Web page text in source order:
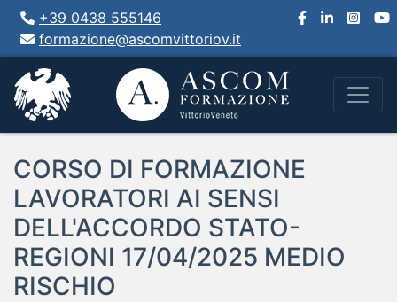
+39 0438 555146
formazione@ascomvittoriov.it
CORSO DI FORMAZIONE
LAVORATORI AI SENSI
DELL'ACCORDO STATO-
REGIONI 17/04/2025 MEDIO
RISCHIO